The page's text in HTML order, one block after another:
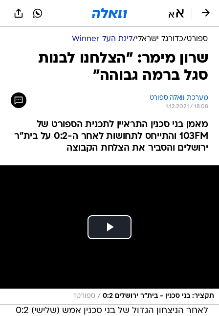
ספורט/כדורגל ישראלי/ליגת העל Winner
שרון מימר: "הצלחנו לבנות
סגל ברמה גבוהה"
מערכת וואלה ספורט
1.12.2021 / 18:08
מאמן בני סכנין התראיין לתכנית הספורט של
103FM והתייחס לתחושות לאחר ה-0:2 על בית"ר
ירושלים והסביר את הצלחת הקבוצה
תקציר: בני סכנין - בית"ר ירושלים 0:2 / ספורט1
לאחר הניצחון הגדול של בני סכנין אמש (שלישי) 0:2